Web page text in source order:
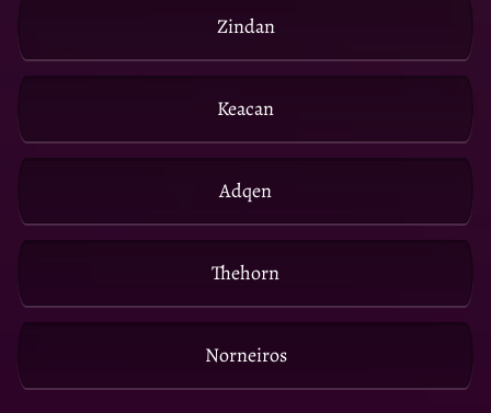
Zindan
Keacan
Adqen
Thehorn
Norneiros